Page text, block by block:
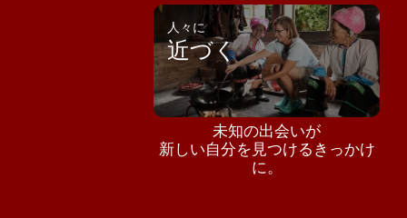
人々に
近づく
未知の出会いが
新しい自分を見つけるきっかけ
に。